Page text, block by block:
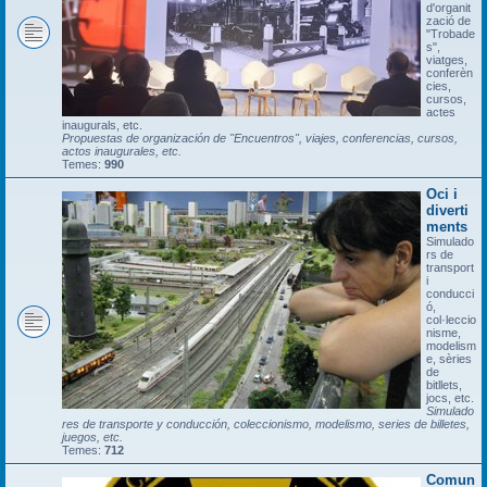
d'organit
zació de
"Trobade
s",
viatges,
conferèn
cies,
cursos,
actes
inaugurals, etc.
Propuestas de organización de "Encuentros", viajes, conferencias, cursos,
actos inaugurales, etc.
Temes: 990
Oci i
diverti
ments
Simulado
rs de
transport
i
conducci
ó,
col·leccio
nisme,
modelism
e, sèries
de
bitllets,
jocs, etc.
Simulado
res de transporte y conducción, coleccionismo, modelismo, series de billetes,
juegos, etc.
Temes: 712
Comun